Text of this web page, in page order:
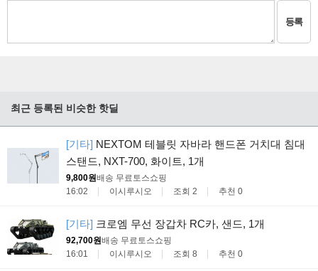
등록
최근 등록된 비슷한 핫딜
[기타] NEXTOM 테블릿 자바라 핸드폰 거치대 침대
스탠드, NXT-700, 화이트, 1개
9,800원배송 무료 토스쇼핑
16:02
이시루시오 조회 2 추천 0
[기타] 크로엠 무선 장갑차 RC카, 샌드, 1개
92,700원배송 무료 토스쇼핑
16:01
이시루시오 조회 8 추천 0